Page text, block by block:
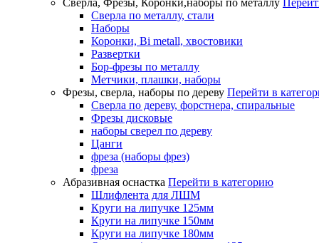
Сверла, Фрезы, Коронки,наборы по металлу
Сверла по металлу, стали
Наборы
Коронки, Bi metall, хвостовики
Развертки
Бор-фрезы по металлу
Метчики, плашки, наборы
Фрезы, сверла, наборы по дереву Перейти в
Сверла по дереву, форстнера, спиральные
Фрезы дисковые
наборы сверел по дереву
Цанги
фреза (наборы фрез)
фреза
Абразивная оснастка Перейти в категорию
Шлифлента для ЛШМ
Круги на липучке 125мм
Круги на липучке 150мм
Круги на липучке 180мм